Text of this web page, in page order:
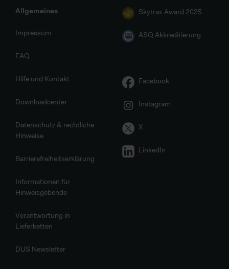
Allgemeines
Impressum
FAQ
Hilfe und Kontakt
Downloadcenter
Datenschutz & rechtliche
Hinweise
Barrierefreiheitserklärung
Informationen für
Hinweisgebende
Verantwortung in
Lieferketten
DUS Newsletter
Skytrax Award 2025
ASQ Akkreditierung
Facebook
Instagram
X
LinkedIn